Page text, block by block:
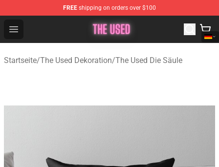
FREE shipping on orders over $100
Open menu
The Used Store - Official The Used Merchandise Shop
Startseite/The Used Dekoration/The Used Die Säule